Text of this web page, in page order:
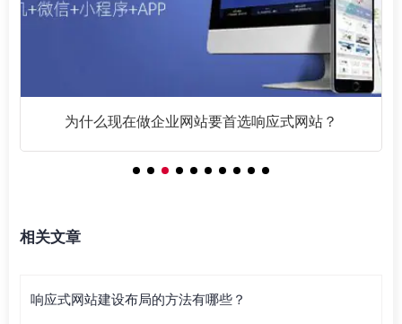
网站SEO优化基础篇之链接为皇
相关文章
响应式网站建设布局的方法有哪些？